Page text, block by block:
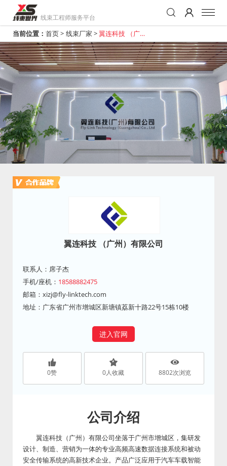
线束工程师服务平台
当前位置： 首页> 线束厂家 >翼连科技 （广
州）有限公司
翼连科技 （广州）有限公司
联系人：席子杰
手机/座机： 18588882475
邮箱： xizj@fly-linktech.com
地址：广东省广州市增城区新塘镇荔新十路22号15栋10楼
进入官网
0赞 0人收藏 8802次浏览
公司介绍
翼连科技（广州）有限公司坐落于广州市增城区，集研发
设计、制造、营销为一体的专业高频高速数据连接系统和被动
安全传输系统的高新技术企业。产品广泛应用于汽车车载智能